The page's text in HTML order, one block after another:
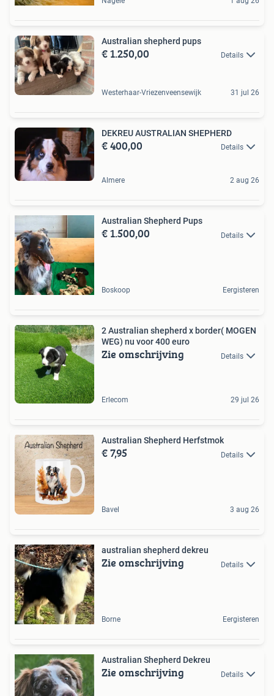
Australian shepherd pups
€ 1.250,00 Details
Westerhaar-Vriezenveensewijk 31 jul 26
DEKREU AUSTRALIAN SHEPHERD
€ 400,00 Details
Almere 2 aug 26
Australian Shepherd Pups
€ 1.500,00 Details
Boskoop Eergisteren
2 Australian shepherd x border( MOGEN
WEG) nu voor 400 euro
Zie omschrijving Details
Erlecom 29 jul 26
Australian Shepherd Herfstmok
€ 7,95 Details
Bavel 3 aug 26
australian shepherd dekreu
Zie omschrijving Details
Borne Eergisteren
Australian Shepherd Dekreu
Zie omschrijving Details